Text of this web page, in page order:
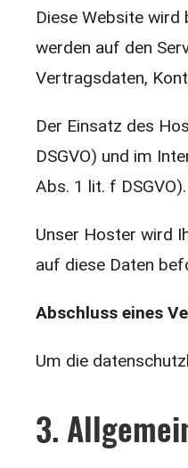
Diese Website
werden auf den
Vertragsdaten,
Der Einsatz des
DSGVO) und im
Abs. 1 lit. f DSGVO).
Unser Hoster wird
auf diese Daten
Abschluss eines
Um die
3.